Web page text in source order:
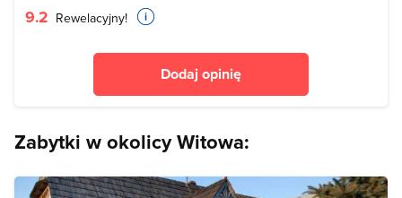
9.2 Rewelacyjny!
Dodaj opinię
Zabytki w okolicy Witowa: